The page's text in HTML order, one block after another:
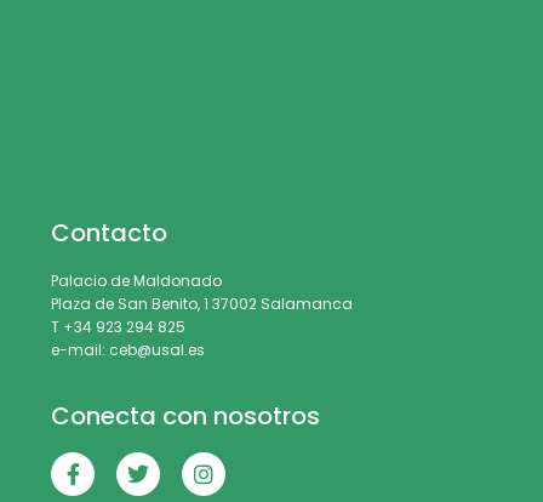
Contacto
Palacio de Maldonado
Plaza de San Benito, 1 37002 Salamanca
T +34 923 294 825
e-mail: ceb@usal.es
Conecta con nosotros